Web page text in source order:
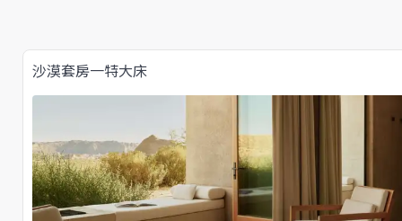
沙漠套房一特大床